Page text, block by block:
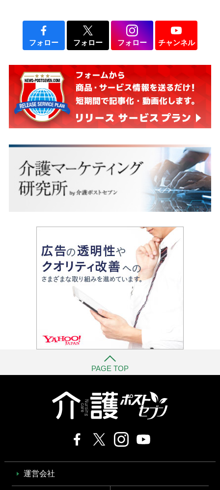
フォロー フォロー フォロー チャンネル
PAGE TOP
運営会社